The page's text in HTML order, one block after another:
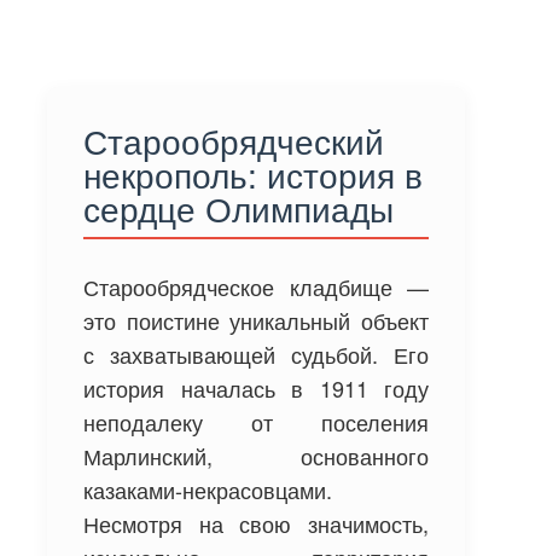
Старообрядческий
некрополь: история в
сердце Олимпиады
Старообрядческое кладбище —
это поистине уникальный объект
с захватывающей судьбой. Его
история началась в 1911 году
неподалеку от поселения
Марлинский, основанного
казаками-некрасовцами.
Несмотря на свою значимость,